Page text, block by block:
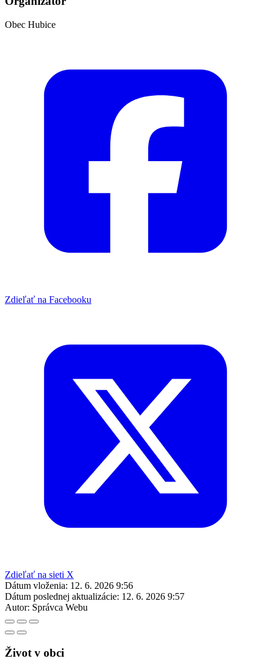
Obec Hubice
Zdieľať na Facebooku
Zdieľať na sieti X
Dátum vloženia: 12. 6. 2026 9:56
Dátum poslednej aktualizácie: 12. 6. 2026 9:57
Autor: Správca Webu
Život v obci